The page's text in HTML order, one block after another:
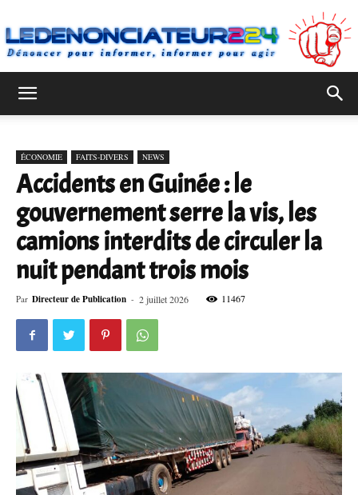
ÉCONOMIE FAITS-DIVERS NEWS
Accidents en Guinée : le
gouvernement serre la vis, les
camions interdits de circuler la
nuit pendant trois mois
Par Directeur de Publication - 2 juillet 2026 11467